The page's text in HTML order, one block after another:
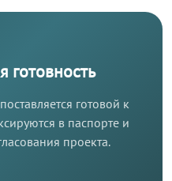
готовность
готовой к
в паспорте и
проекта.